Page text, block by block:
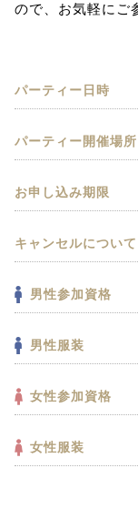
ので、お気軽にご
パーティー日時
パーティー開催場所
お申し込み期限
キャンセルについて
男性参加資格
男性服装
女性参加資格
女性服装